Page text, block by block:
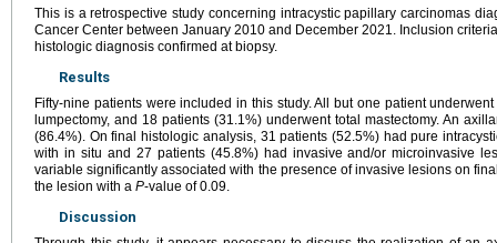
This is a retrospective study concerning intracystic papillary carcinomas
Cancer Center between January 2010 and December 2021. Inclusion
histologic diagnosis confirmed at biopsy.
Results
Fifty-nine patients were included in this study. All but one patient
lumpectomy, and 18 patients (31.1%) underwent total mastectomy. An
(86.4%). On final histologic analysis, 31 patients (52.5%) had pure
with in situ and 27 patients (45.8%) had invasive and/or microinvasive
variable significantly associated with the presence of invasive lesions on
the lesion with a P-value of 0.09.
Discussion